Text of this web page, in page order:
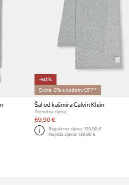
-50%
Extra -5% s kodom: OFF*
Šal od kašmira Calvin Klein
Trenutna cijena:
69,90 €
Regularna cijena: 139,90 €
Najniža cijena: 139,90 €